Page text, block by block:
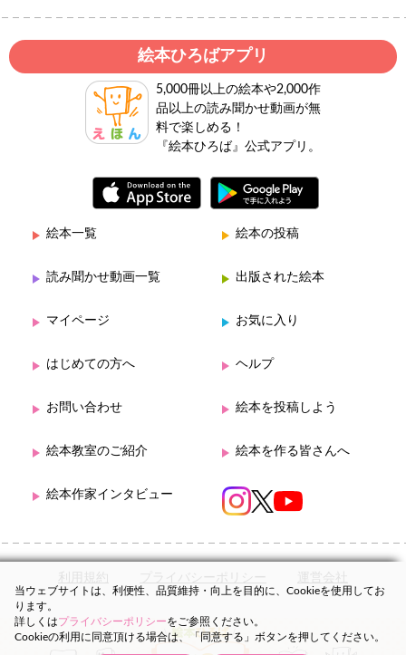
絵本ひろばアプリ
5,000冊以上の絵本や2,000作
品以上の読み聞かせ動画が無
料で楽しめる！
『絵本ひろば』公式アプリ。
絵本一覧 絵本の投稿
読み聞かせ動画一覧 出版された絵本
マイページ お気に入り
はじめての方へ ヘルプ
お問い合わせ 絵本を投稿しよう
絵本教室のご紹介 絵本を作る皆さんへ
絵本作家インタビュー
利用規約 プライバシーポリシー 運営会社
当ウェブサイトは、利便性、品質維持・向上を目的に、Cookieを使用してお
ります。
詳しくはプライバシーポリシーをご参照ください。
Cookieの利用に同意頂ける場合は、「同意する」ボタンを押してください。